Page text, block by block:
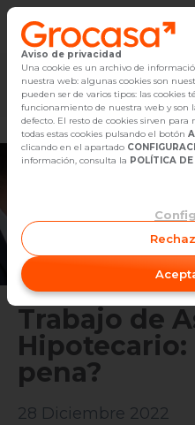
Vender
Buscar
Alquiler
Empleo
Oficinas
Contacto
Marketplace Empleo
Trabajo de
Hipotecario:
pena?
28 Diciembre 2022
Aviso de privacidad
Una cookie es un archivo de
nuestra web: algunas cookies son
pueden ser de varios tipos: las cookies
funcionamiento de nuestra web y son
defecto. El resto de cookies sirven
todas estas cookies pulsando el botón
clicando en el apartado
información, consulta la POLÍTICA